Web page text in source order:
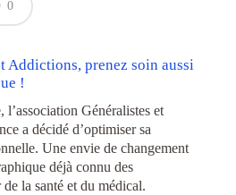
0
Addictions, prenez soin aussi
!
l’association Généralistes et
a décidé d’optimiser sa
Une envie de changement
déjà connu des
la santé et du médical.